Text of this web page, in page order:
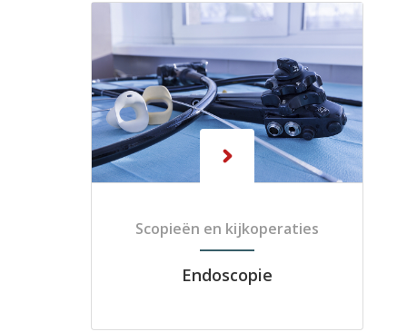
Scopieën en kijkoperaties
Endoscopie